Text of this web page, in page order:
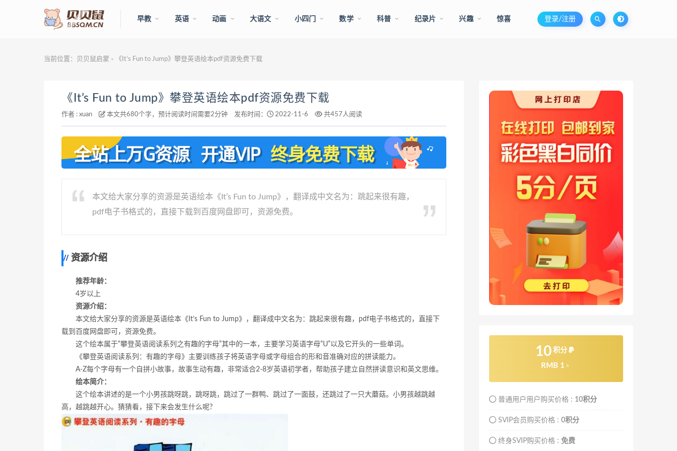
早教 英语 动画 大语文 小四门 数学 科普 纪录片 兴趣 惊喜 登录/注册
当前位置： 贝贝鼠启蒙 > 《It’s Fun to Jump》攀登英语绘本pdf资源免费下载
《It’s Fun to Jump》攀登英语绘本pdf资源免费下载
作者 : xuan 本文共680个字，预计阅读时间需要2分钟 发布时间： 2022-11-6 共457人阅读
本文给大家分享的资源是英语绘本《It’s Fun to Jump》，翻译成中文名为：跳起来很有趣，
pdf电子书格式的，直接下载到百度网盘即可，资源免费。
资源介绍
推荐年龄：
4岁以上
资源介绍：
本文给大家分享的资源是英语绘本《It’s Fun to Jump》，翻译成中文名为：跳起来很有趣，pdf电子书格式的，直接下
载到百度网盘即可，资源免费。
这个绘本属于“攀登英语阅读系列之有趣的字母”其中的一本，主要学习英语字母“U”以及它开头的一些单词。
《攀登英语阅读系列：有趣的字母》主要训练孩子将英语字母或字母组合的形和音准确对应的拼读能力。
A-Z每个字母有一个自拼小故事，故事生动有趣，非常适合2-8岁英语初学者，帮助孩子建立自然拼读意识和英文思维。
绘本简介：
这个绘本讲述的是一个小男孩跳呀跳，跳呀跳，跳过了一群鸭、跳过了一面鼓，还跳过了一只大蘑菇。小男孩越跳越
高，越跳越开心。猜猜看，接下来会发生什么呢?
10 积分
RMB 1 元
普通用户用户购买价格 : 10积分
SVIP会员购买价格 : 0积分
终身SVIP购买价格 : 免费